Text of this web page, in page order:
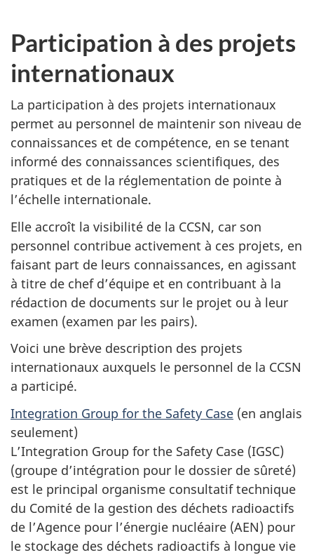
Participation à des projets
internationaux
La participation à des projets internationaux
permet au personnel de maintenir son niveau de
connaissances et de compétence, en se tenant
informé des connaissances scientifiques, des
pratiques et de la réglementation de pointe à
l’échelle internationale.
Elle accroît la visibilité de la CCSN, car son
personnel contribue activement à ces projets, en
faisant part de leurs connaissances, en agissant
à titre de chef d’équipe et en contribuant à la
rédaction de documents sur le projet ou à leur
examen (examen par les pairs).
Voici une brève description des projets
internationaux auxquels le personnel de la CCSN
a participé.
Integration Group for the Safety Case (en anglais
seulement)
L’Integration Group for the Safety Case (IGSC)
(groupe d’intégration pour le dossier de sûreté)
est le principal organisme consultatif technique
du Comité de la gestion des déchets radioactifs
de l’Agence pour l’énergie nucléaire (AEN) pour
le stockage des déchets radioactifs à longue vie